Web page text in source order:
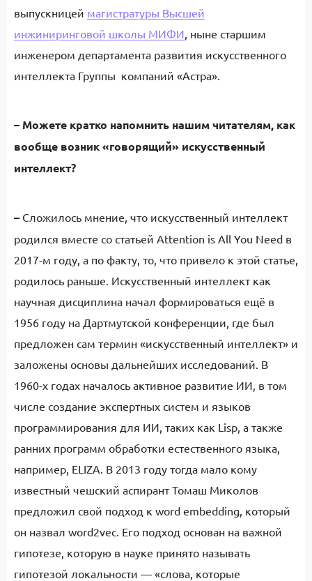
выпускницей магистратуры Высшей
инжиниринговой школы МИФИ, ныне старшим
инженером департамента развития искусственного
интеллекта Группы компаний «Астра».
– Можете кратко напомнить нашим читателям, как
вообще возник «говорящий» искусственный
интеллект?
– Сложилось мнение, что искусственный интеллект
родился вместе со статьей Attention is All You Need в
2017-м году, а по факту, то, что привело к этой статье,
родилось раньше. Искусственный интеллект как
научная дисциплина начал формироваться ещё в
1956 году на Дартмутской конференции, где был
предложен сам термин «искусственный интеллект» и
заложены основы дальнейших исследований. В
1960-х годах началось активное развитие ИИ, в том
числе создание экспертных систем и языков
программирования для ИИ, таких как Lisp, а также
ранних программ обработки естественного языка,
например, ELIZA. В 2013 году тогда мало кому
известный чешский аспирант Томаш Миколов
предложил свой подход к word embedding, который
он назвал word2vec. Его подход основан на важной
гипотезе, которую в науке принято называть
гипотезой локальности — «слова, которые